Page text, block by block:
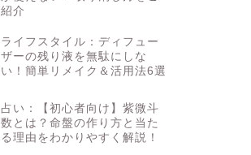
紹介
ライフスタイル：ディフュー
ザーの残り液を無駄にしな
い！簡単リメイク＆活用法6選
占い：【初心者向け】紫微斗
数とは？命盤の作り方と当た
る理由をわかりやすく解説！